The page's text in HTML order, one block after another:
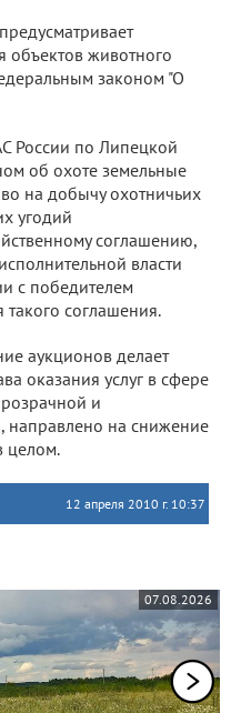
объектов животного
законом "О
России по Липецкой
об охоте земельные
на добычу охотничьих
угодий
соглашению,
власти
с победителем
соглашения.
аукционов делает
оказания услуг в сфере
и
направлено на снижение
целом.
12 апреля 2010 г. 10:37
07.08.2026